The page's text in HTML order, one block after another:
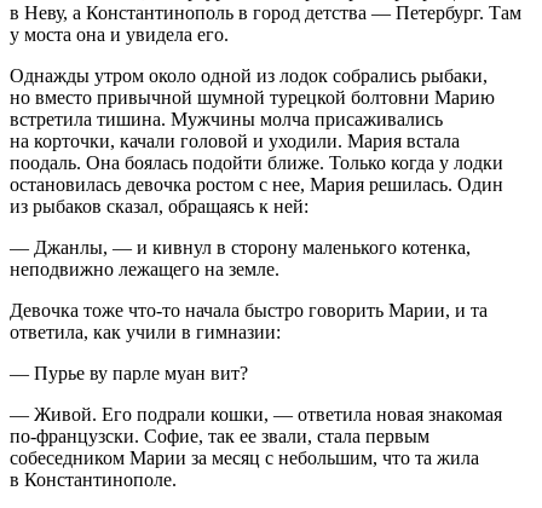
в Неву, а Константинополь в город детства — Петербург. Там
у моста она и увидела его.
Однажды утром около одной из лодок собрались рыбаки,
но вместо привычной шумной турецкой болтовни Марию
встретила тишина. Мужчины молча присаживались
на корточки, качали головой и уходили. Мария встала
поодаль. Она боялась подойти ближе. Только когда у лодки
остановилась девочка ростом с нее, Мария решилась. Один
из рыбаков сказал, обращаясь к ней:
— Джанлы, — и кивнул в сторону маленького котенка,
неподвижно лежащего на земле.
Девочка тоже что-то начала быстро говорить Марии, и та
ответила, как учили в гимназии:
— Пурье ву парле муан вит?
— Живой. Его подрали кошки, — ответила новая знакомая
по-французски. Софие, так ее звали, стала первым
собеседником Марии за месяц с небольшим, что та жила
в Константинополе.